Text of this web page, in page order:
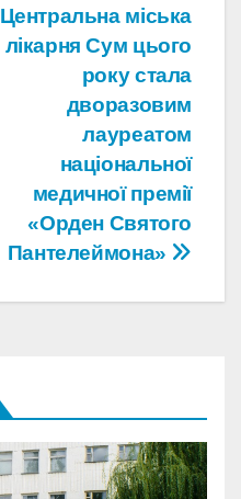
Центральна міська
лікарня Сум цього
року стала
дворазовим
лауреатом
національної
медичної премії
«Орден Святого
Пантелеймона»